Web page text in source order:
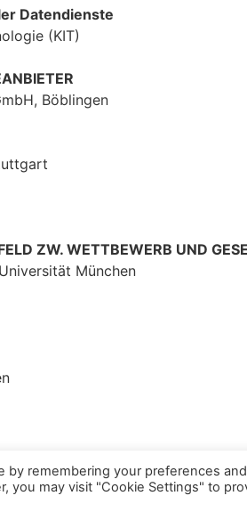
Datendienste
(KIT)
Böblingen
ZW. WETTBEWERB UND
München
Kopierrechte Impressum
All rights reserved
remembering your preferences
you may visit "Cookie Settings" to